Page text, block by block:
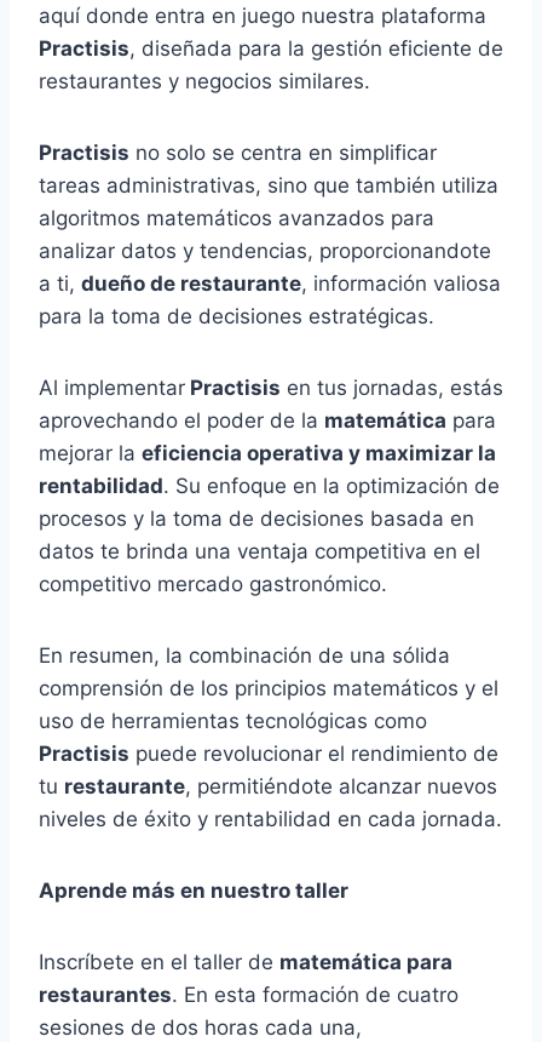
aquí donde entra en juego nuestra plataforma
Practisis, diseñada para la gestión eficiente de
restaurantes y negocios similares.
Practisis no solo se centra en simplificar
tareas administrativas, sino que también utiliza
algoritmos matemáticos avanzados para
analizar datos y tendencias, proporcionandote
a ti, dueño de restaurante, información valiosa
para la toma de decisiones estratégicas.
Al implementar Practisis en tus jornadas, estás
aprovechando el poder de la matemática para
mejorar la eficiencia operativa y maximizar la
rentabilidad. Su enfoque en la optimización de
procesos y la toma de decisiones basada en
datos te brinda una ventaja competitiva en el
competitivo mercado gastronómico.
En resumen, la combinación de una sólida
comprensión de los principios matemáticos y el
uso de herramientas tecnológicas como
Practisis puede revolucionar el rendimiento de
tu restaurante, permitiéndote alcanzar nuevos
niveles de éxito y rentabilidad en cada jornada.
Aprende más en nuestro taller
Inscríbete en el taller de matemática para
restaurantes. En esta formación de cuatro
sesiones de dos horas cada una,